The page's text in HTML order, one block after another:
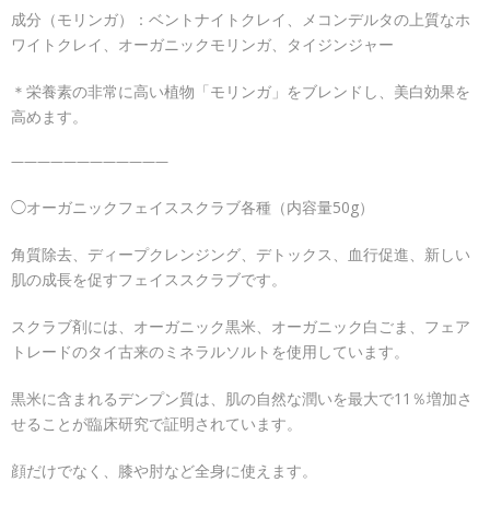
成分（モリンガ）：ベントナイトクレイ、メコンデルタの上質なホ
ワイトクレイ、オーガニックモリンガ、タイジンジャー
＊栄養素の非常に高い植物「モリンガ」をブレンドし、美白効果を
高めます。
————————————
◯オーガニックフェイススクラブ各種（内容量50g）
角質除去、ディープクレンジング、デトックス、血行促進、新しい
肌の成長を促すフェイススクラブです。
スクラブ剤には、オーガニック黒米、オーガニック白ごま、フェア
トレードのタイ古来のミネラルソルトを使用しています。
黒米に含まれるデンプン質は、肌の自然な潤いを最大で11％増加さ
せることが臨床研究で証明されています。
顔だけでなく、膝や肘など全身に使えます。